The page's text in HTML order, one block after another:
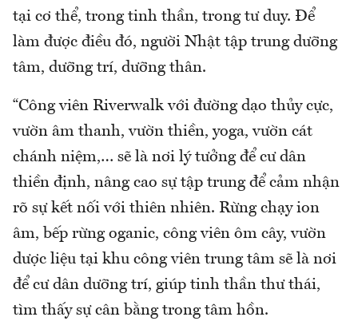
tại cơ thể, trong tinh thần, trong tư duy. Để
làm được điều đó, người Nhật tập trung dưỡng
tâm, dưỡng trí, dưỡng thân.
“Công viên Riverwalk với đường dạo thủy cực,
vườn âm thanh, vườn thiền, yoga, vườn cát
chánh niệm,… sẽ là nơi lý tưởng để cư dân
thiền định, nâng cao sự tập trung để cảm nhận
rõ sự kết nối với thiên nhiên. Rừng chạy ion
âm, bếp rừng oganic, công viên ôm cây, vườn
dược liệu tại khu công viên trung tâm sẽ là nơi
để cư dân dưỡng trí, giúp tinh thần thư thái,
tìm thấy sự cân bằng trong tâm hồn.